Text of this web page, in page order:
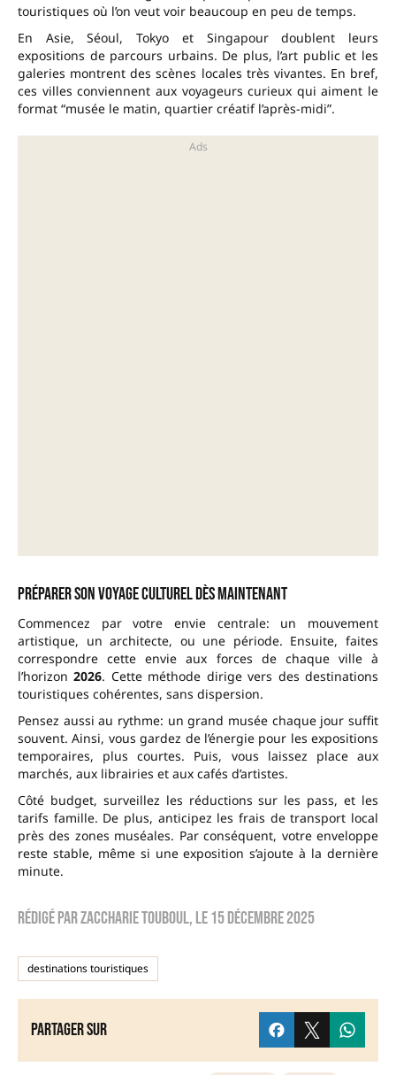
touristiques où l’on veut voir beaucoup en peu de temps.
En Asie, Séoul, Tokyo et Singapour doublent leurs
expositions de parcours urbains. De plus, l’art public et les
galeries montrent des scènes locales très vivantes. En bref,
ces villes conviennent aux voyageurs curieux qui aiment le
format “musée le matin, quartier créatif l’après-midi”.
Préparer son voyage culturel dès maintenant
Commencez par votre envie centrale: un mouvement
artistique, un architecte, ou une période. Ensuite, faites
correspondre cette envie aux forces de chaque ville à
l’horizon2026. Cette méthode dirige vers des destinations
touristiques cohérentes, sans dispersion.
Pensez aussi au rythme: un grand musée chaque jour suffit
souvent. Ainsi, vous gardez de l’énergie pour les expositions
temporaires, plus courtes. Puis, vous laissez place aux
marchés, aux librairies et aux cafés d’artistes.
Côté budget, surveillez les réductions sur les pass, et les
tarifs famille. De plus, anticipez les frais de transport local
près des zones muséales. Par conséquent, votre enveloppe
reste stable, même si une exposition s’ajoute à la dernière
minute.
Rédigé parzaccharie touboul, le15 décembre 2025
destinations touristiques
Partager sur